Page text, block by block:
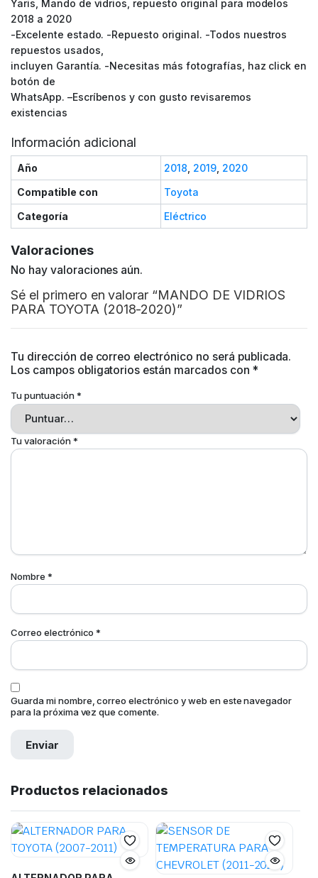
Yaris, Mando de vidrios, repuesto original para modelos
2018 a 2020
-Excelente estado. -Repuesto original. -Todos nuestros
repuestos usados,
incluyen Garantía. -Necesitas más fotografías, haz click en
botón de
WhatsApp. –Escríbenos y con gusto revisaremos
existencias
Información adicional
Año 2018, 2019, 2020
Compatible con
Toyota
Categoría
Eléctrico
Valoraciones
No hay valoraciones aún.
Sé el primero en valorar “MANDO DE VIDRIOS
PARA TOYOTA (2018-2020)”
Tu dirección de correo electrónico no será publicada.
Los campos obligatorios están marcados con *
Tu puntuación*
Tu valoración*
Nombre *
Correo electrónico*
Guarda mi nombre, correo electrónico y web en este navegador
para la próxima vez que comente.
Productos relacionados